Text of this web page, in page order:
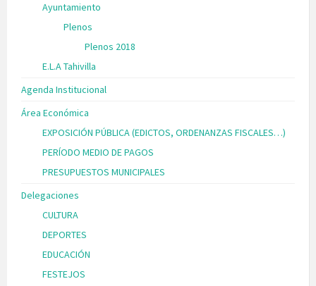
Ayuntamiento
Plenos
Plenos 2018
E.L.A Tahivilla
Agenda Institucional
Área Económica
EXPOSICIÓN PÚBLICA (EDICTOS, ORDENANZAS FISCALES…)
PERÍODO MEDIO DE PAGOS
PRESUPUESTOS MUNICIPALES
Delegaciones
CULTURA
DEPORTES
EDUCACIÓN
FESTEJOS